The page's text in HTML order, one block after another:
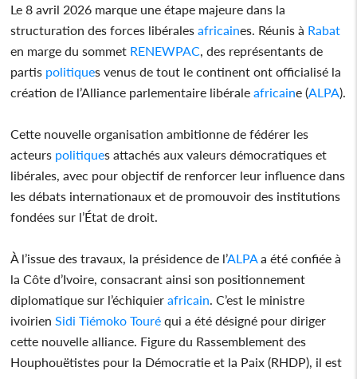
Le 8 avril 2026 marque une étape majeure dans la
structuration des forces libérales africaines. Réunis à Rabat
en marge du sommet RENEWPAC, des représentants de
partis politiques venus de tout le continent ont officialisé la
création de l’Alliance parlementaire libérale africaine (ALPA).
Cette nouvelle organisation ambitionne de fédérer les
acteurs politiques attachés aux valeurs démocratiques et
libérales, avec pour objectif de renforcer leur influence dans
les débats internationaux et de promouvoir des institutions
fondées sur l’État de droit.
À l’issue des travaux, la présidence de l’ALPAa été confiée à
la Côte d’Ivoire, consacrant ainsi son positionnement
diplomatique sur l’échiquier africain. C’est le ministre
ivoirien Sidi Tiémoko Touré qui a été désigné pour diriger
cette nouvelle alliance. Figure du Rassemblement des
Houphouëtistes pour la Démocratie et la Paix (RHDP), il est